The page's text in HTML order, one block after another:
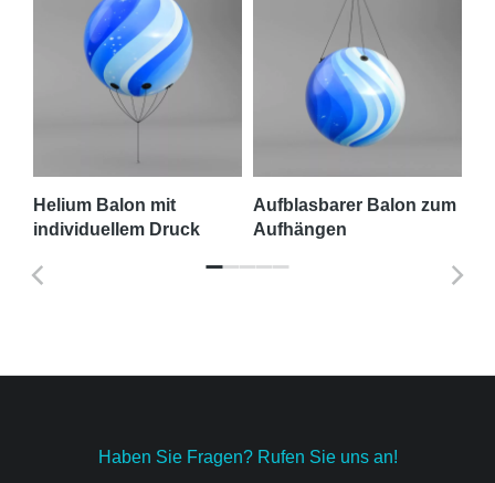
Helium Balon mit
individuellem Druck
Aufblasbarer Balon zum
Aufhängen
Haben Sie Fragen? Rufen Sie uns an!